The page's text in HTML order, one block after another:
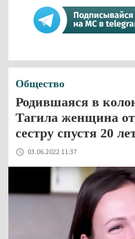
Общество
Родившаяся в
Тагила женщина
сестру спустя 20
03.06.2022 11:37